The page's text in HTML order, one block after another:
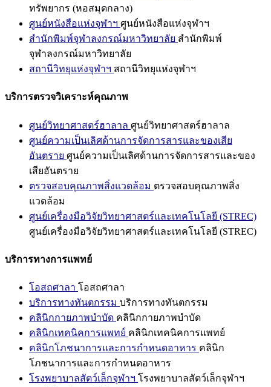
ทรัพยากร (หอสมุดกลาง)
ศูนย์หนังสือแห่งจุฬาฯ ศูนย์หนังสือแห่งจุฬาฯ
สำนักพิมพ์จุฬาลงกรณ์มหาวิทยาลัย สำนักพิมพ์
จุฬาลงกรณ์มหาวิทยาลัย
สถานีวิทยุแห่งจุฬาฯ สถานีวิทยุแห่งจุฬาฯ
บริการตรวจวิเคราะห์คุณภาพ
ศูนย์วิทยาศาสตร์ฮาลาล ศูนย์วิทยาศาสตร์ฮาลาล
ศูนย์ความเป็นเลิศด้านการจัดการสารและของเสีย
อันตราย ศูนย์ความเป็นเลิศด้านการจัดการสารและของ
เสียอันตราย
ตรวจสอบคุณภาพสิ่งแวดล้อม ตรวจสอบคุณภาพสิ่ง
แวดล้อม
ศูนย์เครื่องมือวิจัยวิทยาศาสตร์และเทคโนโลยี (STREC)
ศูนย์เครื่องมือวิจัยวิทยาศาสตร์และเทคโนโลยี (STREC)
บริการทางการแพทย์
โอสถศาลา โอสถศาลา
บริการทางทันตกรรม บริการทางทันตกรรม
คลินิกกายภาพบำบัด คลินิกกายภาพบำบัด
คลินิกเทคนิคการแพทย์ คลินิกเทคนิคการแพทย์
คลินิกโภชนาการและการกำหนดอาหาร คลินิก
โภชนาการและการกำหนดอาหาร
โรงพยาบาลสัตว์เล็กจุฬาฯ โรงพยาบาลสัตว์เล็กจุฬาฯ